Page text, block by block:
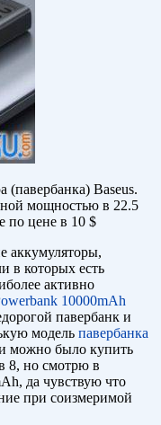
(павербанка) Baseus.
мощностью в 22.5
по цене в 10 $
аккумуляторы,
в которых есть
активно
10000mAh
павербанк и
модель павербанка
можно было купить
8, но смотрю в
да чувствую что
при соизмеримой